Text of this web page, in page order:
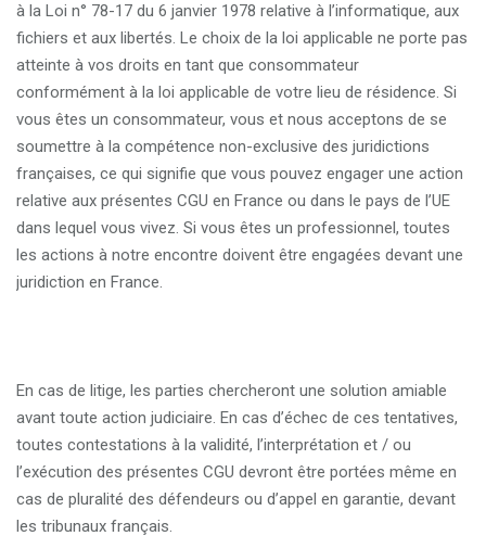
à la Loi n° 78-17 du 6 janvier 1978 relative à l’informatique, aux
fichiers et aux libertés. Le choix de la loi applicable ne porte pas
atteinte à vos droits en tant que consommateur
conformément à la loi applicable de votre lieu de résidence. Si
vous êtes un consommateur, vous et nous acceptons de se
soumettre à la compétence non-exclusive des juridictions
françaises, ce qui signifie que vous pouvez engager une action
relative aux présentes CGU en France ou dans le pays de l’UE
dans lequel vous vivez. Si vous êtes un professionnel, toutes
les actions à notre encontre doivent être engagées devant une
juridiction en France.
En cas de litige, les parties chercheront une solution amiable
avant toute action judiciaire. En cas d’échec de ces tentatives,
toutes contestations à la validité, l’interprétation et / ou
l’exécution des présentes CGU devront être portées même en
cas de pluralité des défendeurs ou d’appel en garantie, devant
les tribunaux français.